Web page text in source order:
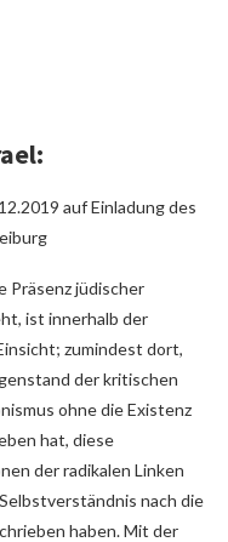
auf Einladung des
Präsenz jüdischer
ist innerhalb der
zumindest dort,
der kritischen
ohne die Existenz
hat, diese
der radikalen Linken
nach die
haben. Mit der